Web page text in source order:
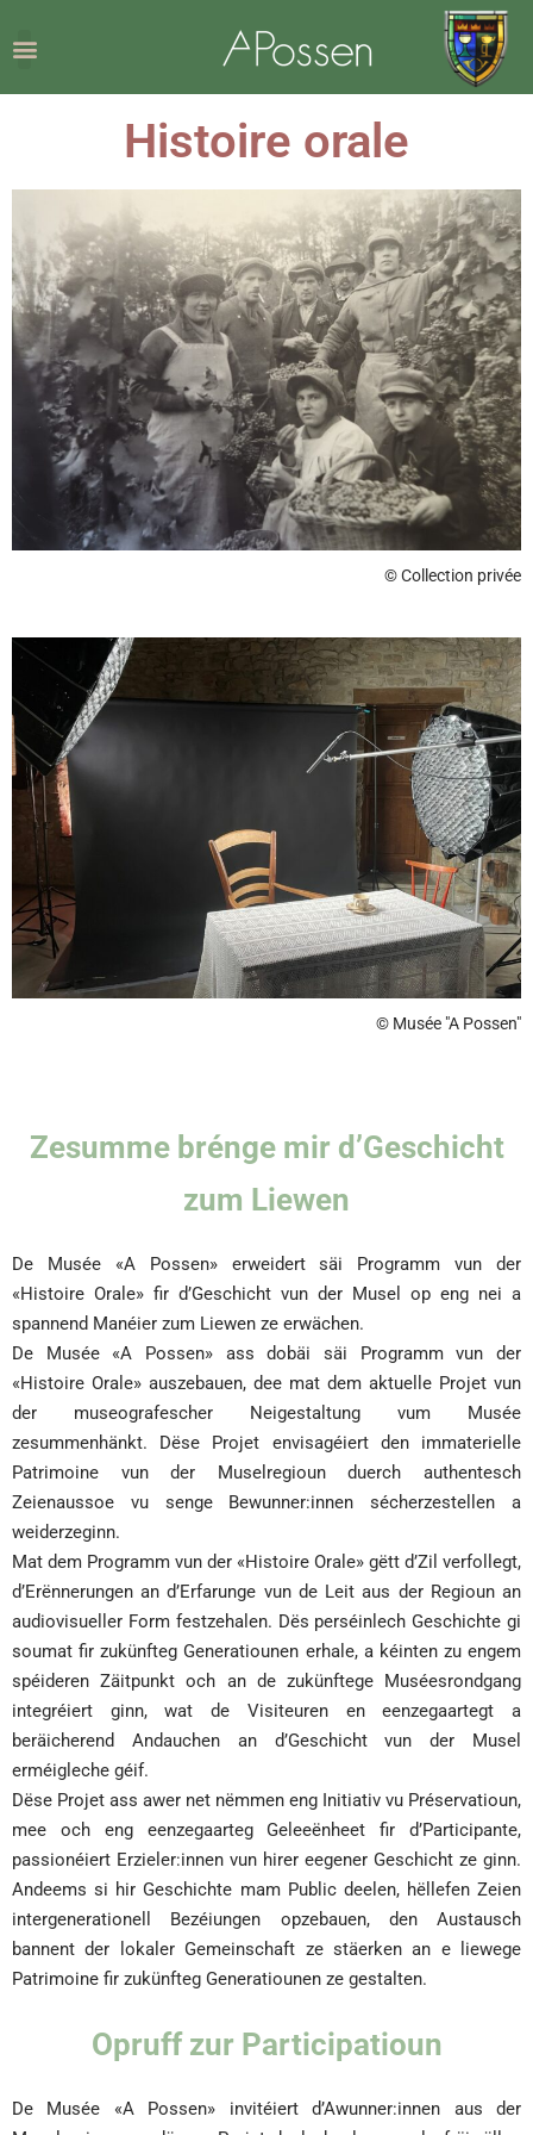
Histoire orale
© Collection privée
© Musée "A Possen"
Zesumme brénge mir d’Geschicht
zum Liewen
De Musée «A Possen» erweidert säi Programm vun der
«Histoire Orale» fir d’Geschicht vun der Musel op eng nei a
spannend Manéier zum Liewen ze erwächen.
De Musée «A Possen» ass dobäi säi Programm vun der
«Histoire Orale» auszebauen, dee mat dem aktuelle Projet vun
der museografescher Neigestaltung vum Musée
zesummenhänkt. Dëse Projet envisagéiert den immaterielle
Patrimoine vun der Muselregioun duerch authentesch
Zeienaussoe vu senge Bewunner:innen sécherzestellen a
weiderzeginn.
Mat dem Programm vun der «Histoire Orale» gëtt d’Zil verfollegt,
d’Erënnerungen an d’Erfarunge vun de Leit aus der Regioun an
audiovisueller Form festzehalen. Dës perséinlech Geschichte gi
soumat fir zukünfteg Generatiounen erhale, a kéinten zu engem
spéideren Zäitpunkt och an de zukünftege Muséesrondgang
integréiert ginn, wat de Visiteuren en eenzegaartegt a
beräicherend Andauchen an d’Geschicht vun der Musel
erméigleche géif.
Dëse Projet ass awer net nëmmen eng Initiativ vu Préservatioun,
mee och eng eenzegaarteg Geleeënheet fir d’Participante,
passionéiert Erzieler:innen vun hirer eegener Geschicht ze ginn.
Andeems si hir Geschichte mam Public deelen, hëllefen Zeien
intergenerationell Bezéiungen opzebauen, den Austausch
bannent der lokaler Gemeinschaft ze stäerken an e liewege
Patrimoine fir zukünfteg Generatiounen ze gestalten.
Opruff zur Participatioun
De Musée «A Possen» invitéiert d’Awunner:innen aus der